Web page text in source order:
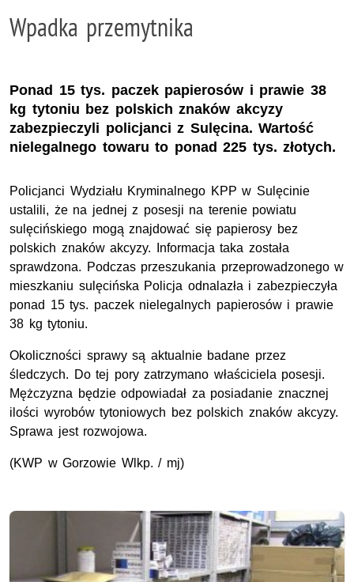
Wpadka przemytnika
Ponad 15 tys. paczek papierosów i prawie 38
kg tytoniu bez polskich znaków akcyzy
zabezpieczyli policjanci z Sulęcina. Wartość
nielegalnego towaru to ponad 225 tys. złotych.
Policjanci Wydziału Kryminalnego KPP w Sulęcinie
ustalili, że na jednej z posesji na terenie powiatu
sulęcińskiego mogą znajdować się papierosy bez
polskich znaków akcyzy. Informacja taka została
sprawdzona. Podczas przeszukania przeprowadzonego w
mieszkaniu sulęcińska Policja odnalazła i zabezpieczyła
ponad 15 tys. paczek nielegalnych papierosów i prawie
38 kg tytoniu.
Okoliczności sprawy są aktualnie badane przez
śledczych. Do tej pory zatrzymano właściciela posesji.
Mężczyzna będzie odpowiadał za posiadanie znacznej
ilości wyrobów tytoniowych bez polskich znaków akcyzy.
Sprawa jest rozwojowa.
(KWP w Gorzowie Wlkp. / mj)